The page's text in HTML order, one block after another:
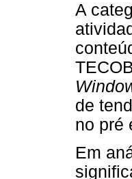
A
de
no pré
Em